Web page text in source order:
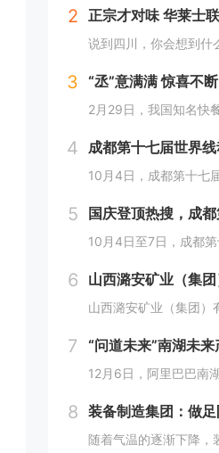
2
3
4 成都第十七届世界
5
6
7
8